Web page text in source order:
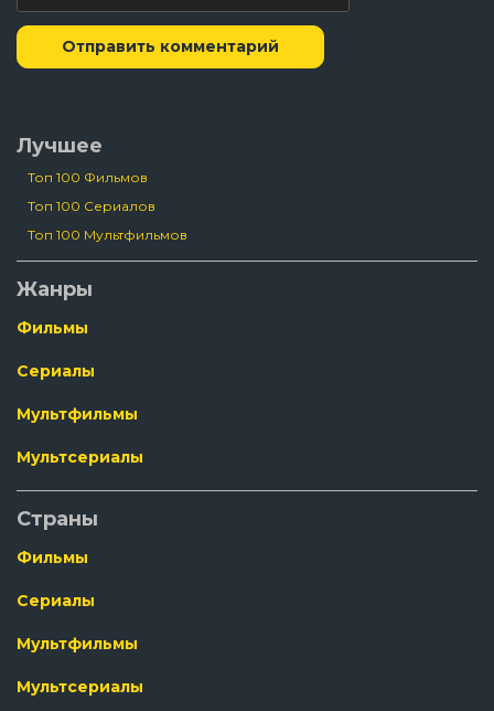
Отправить комментарий
Лучшее
Топ 100 Фильмов
Топ 100 Сериалов
Топ 100 Мультфильмов
Жанры
Фильмы
Сериалы
Мультфильмы
Мультсериалы
Страны
Фильмы
Сериалы
Мультфильмы
Мультсериалы